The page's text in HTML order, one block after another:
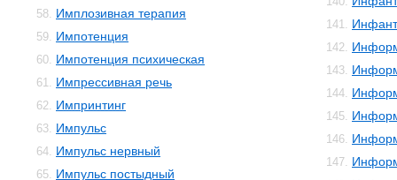
58. Имплозивная терапия
59. Импотенция
60. Импотенция психическая
61. Импрессивная речь
62. Импринтинг
63. Импульс
64. Импульс нервный
65. Импульс постыдный
141.
142.
143.
144.
145.
146.
147.